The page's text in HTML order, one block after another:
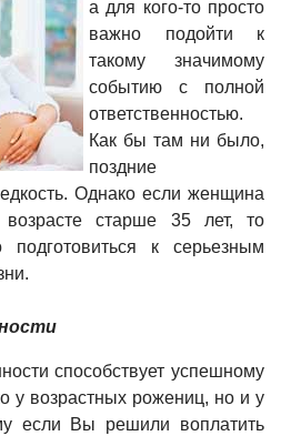
а для кого-то просто
важно подойти к
такому значимому
событию с полной
ответственностью.
Как бы там ни было,
поздние
Однако если женщина
старше 35 лет, то
подготовиться к серьезным
способствует успешному
у возрастных рожениц, но и у
если Вы решили воплатить